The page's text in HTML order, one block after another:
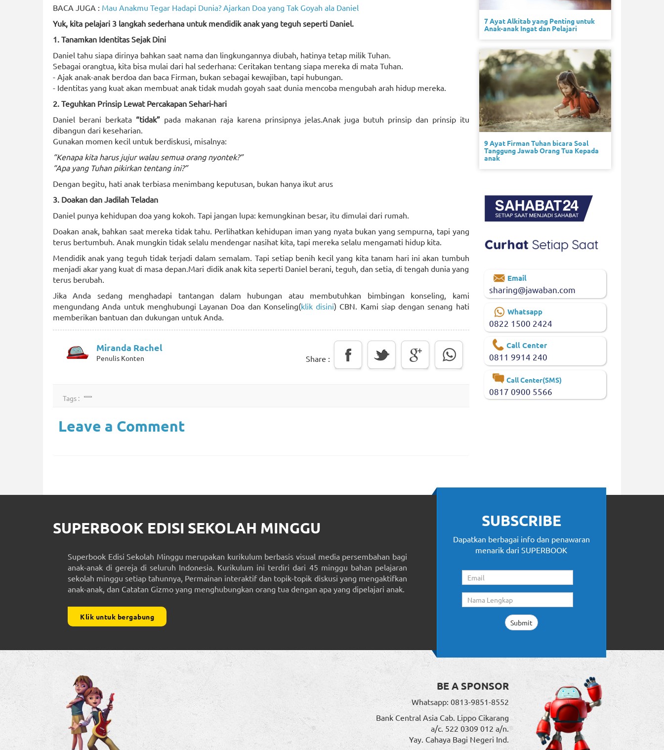
BACA JUGA : Mau Anakmu Tegar Hadapi Dunia? Ajarkan Doa yang Tak Goyah ala Daniel
Yuk, kita pelajari 3 langkah sederhana untuk mendidik anak yang teguh seperti Daniel.
1. Tanamkan Identitas Sejak Dini
Daniel tahu siapa dirinya bahkan saat nama dan lingkungannya diubah, hatinya tetap milik Tuhan.
Sebagai orangtua, kita bisa mulai dari hal sederhana: Ceritakan tentang siapa mereka di mata Tuhan.
- Ajak anak-anak berdoa dan baca Firman, bukan sebagai kewajiban, tapi hubungan.
- Identitas yang kuat akan membuat anak tidak mudah goyah saat dunia mencoba mengubah arah hidup mereka.
2. Teguhkan Prinsip Lewat Percakapan Sehari-hari
Daniel berani berkata“tidak”pada makanan raja karena prinsipnya jelas.Anak juga butuh prinsip dan prinsip itu
dibangun dari keseharian.
Gunakan momen kecil untuk berdiskusi, misalnya:
“Kenapa kita harus jujur walau semua orang nyontek?”
“Apa yang Tuhan pikirkan tentang ini?”
Dengan begitu, hati anak terbiasa menimbang keputusan, bukan hanya ikut arus
3. Doakan dan Jadilah Teladan
Daniel punya kehidupan doa yang kokoh. Tapi jangan lupa: kemungkinan besar, itu dimulai dari rumah.
Doakan anak, bahkan saat mereka tidak tahu. Perlihatkan kehidupan iman yang nyata bukan yang sempurna, tapi yang
terus bertumbuh. Anak mungkin tidak selalu mendengar nasihat kita, tapi mereka selalu mengamati hidup kita.
Mendidik anak yang teguh tidak terjadi dalam semalam. Tapi setiap benih kecil yang kita tanam hari ini akan tumbuh
menjadi akar yang kuat di masa depan.Mari didik anak kita seperti Daniel berani, teguh, dan setia, di tengah dunia yang
terus berubah.
Jika Anda sedang menghadapi tantangan dalam hubungan atau membutuhkan bimbingan konseling, kami
mengundang Anda untuk menghubungi Layanan Doa dan Konseling(klik disini) CBN. Kami siap dengan senang hati
memberikan bantuan dan dukungan untuk Anda.
Miranda Rachel
Penulis Konten Share :
Tags :
Leave a Comment
7 Ayat Alkitab yang Penting untuk
Anak-anak Ingat dan Pelajari
9 Ayat Firman Tuhan bicara Soal
Tanggung Jawab Orang Tua Kepada
anak
Email
sharing@jawaban.com
Whatsapp
0822 1500 2424
Call Center
0811 9914 240
Call Center(SMS)
0817 0900 5566
SUPERBOOK EDISI SEKOLAH MINGGU
Superbook Edisi Sekolah Minggu merupakan kurikulum berbasis visual media persembahan bagi
anak-anak di gereja di seluruh Indonesia. Kurikulum ini terdiri dari 45 minggu bahan pelajaran
sekolah minggu setiap tahunnya, Permainan interaktif dan topik-topik diskusi yang mengaktifkan
anak-anak, dan Catatan Gizmo yang menghubungkan orang tua dengan apa yang dipelajari anak.
Klik untuk bergabung
SUBSCRIBE
Dapatkan berbagai info dan penawaran
menarik dari SUPERBOOK
BE A SPONSOR
Whatsapp: 0813-9851-8552
Bank Central Asia Cab. Lippo Cikarang
a/c. 522 0309 012 a/n.
Yay. Cahaya Bagi Negeri Ind.